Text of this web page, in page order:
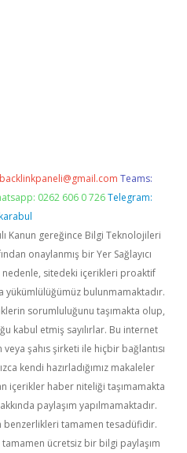
backlinkpaneli@gmail.com Teams:
0262 606 0 726 Telegram:
Kanun gereğince Bilgi Teknolojileri
onaylanmış bir Yer Sağlayıcı
sitedeki içerikleri proaktif
yükümlülüğümüz bulunmamaktadır.
sorumluluğunu taşımakta olup,
kabul etmiş sayılırlar. Bu internet
şahıs şirketi ile hiçbir bağlantısı
kendi hazırladığımız makaleler
içerikler haber niteliği taşımamakta
paylaşım yapılmamaktadır.
benzerlikleri tamamen tesadüfidir.
tamamen ücretsiz bir bilgi paylaşım